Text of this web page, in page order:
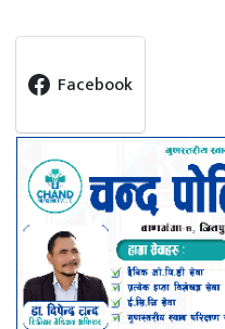
Facebook